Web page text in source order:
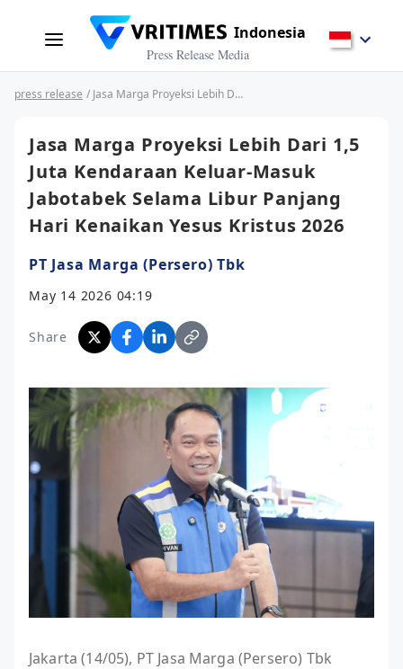
Indonesia
Press Release Media
press release / Jasa Marga Proyeksi Lebih Dari 1,5 Juta Kendaraan Keluar-Masuk Jabotabek Selama Libur Panjang Hari Kenaikan Yesus Kristus 2026
Jasa Marga Proyeksi Lebih Dari 1,5
Juta Kendaraan Keluar-Masuk
Jabotabek Selama Libur Panjang
Hari Kenaikan Yesus Kristus 2026
PT Jasa Marga (Persero) Tbk
May 14 2026 04:19
Share
Jakarta (14/05), PT Jasa Marga (Persero) Tbk